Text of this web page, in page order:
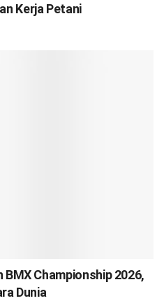
Kerja Petani
Championship 2026,
Dunia